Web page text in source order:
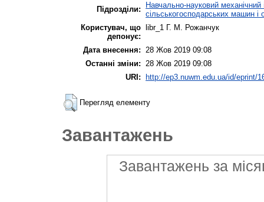
Підрозділи:
Навчально-науковий
сільськогосподарських машин і
Користувач, що
депонує:
libr_1 Г. М. Рожанчук
Дата внесення: 28 Жов 2019 09:08
Останні зміни: 28 Жов 2019 09:08
URI:
http://ep3.nuwm.edu.ua/id/eprint/
Перегляд елементу
Завантажень
Завантажень за